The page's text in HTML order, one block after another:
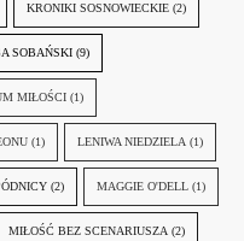
KRONIKI SOSNOWIECKIE (2)
SOBAŃSKI (9)
MIŁOŚCI (1)
(1) LENIWA NIEDZIELA (1)
(2) MAGGIE O'DELL (1)
MIŁOŚĆ BEZ SCENARIUSZA (2)